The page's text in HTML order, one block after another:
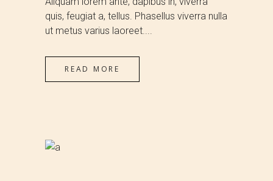
quis, feugiat a, tellus. Phasellus viverra nulla
ut metus varius laoreet....
READ MORE